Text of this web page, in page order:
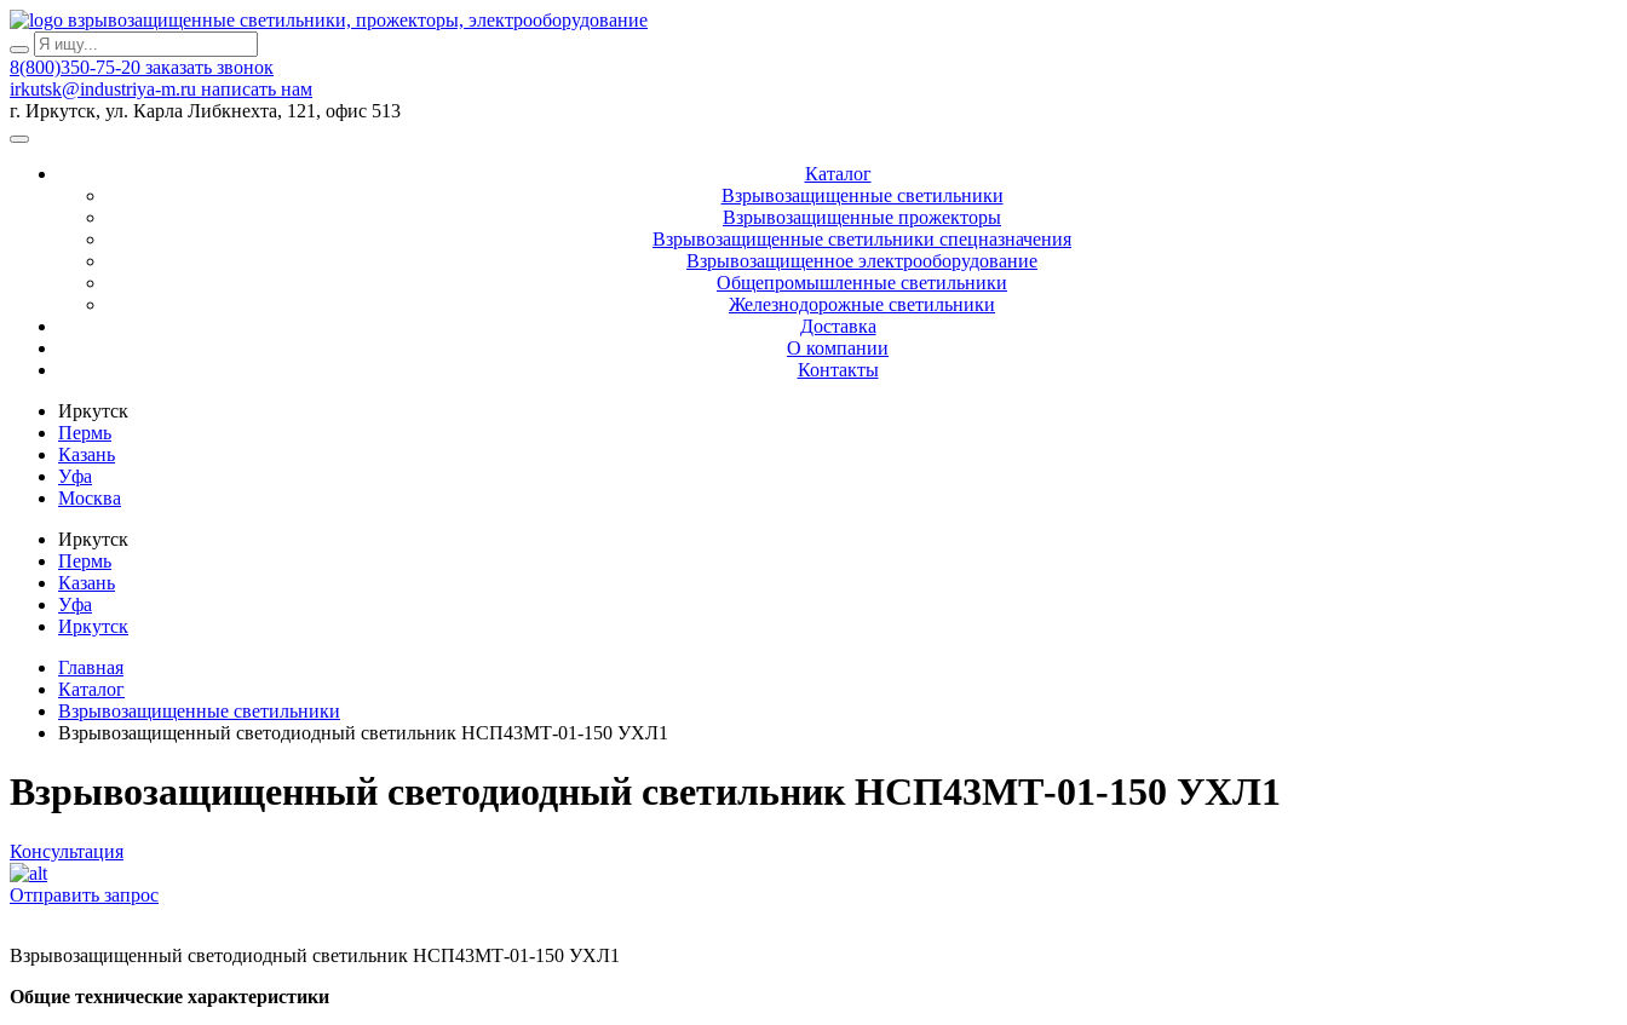
взрывозащищенные светильники, прожекторы, электрооборудование
8(800)350-75-20 заказать звонок
irkutsk@industriya-m.ru написать нам
г. Иркутск, ул. Карла Либкнехта, 121, офис 513
Каталог
Взрывозащищенные светильники
Взрывозащищенные прожекторы
Взрывозащищенные светильники спецназначения
Взрывозащищенное электрооборудование
Общепромышленные светильники
Железнодорожные светильники
Доставка
О компании
Контакты
Иркутск
Пермь
Казань
Уфа
Москва
Иркутск
Пермь
Казань
Уфа
Иркутск
Главная
Каталог
Взрывозащищенные светильники
Взрывозащищенный светодиодный светильник НСП43МТ-01-150 УХЛ1
Взрывозащищенный светодиодный светильник НСП43МТ-01-150 УХЛ1
Консультация
Отправить запрос
Взрывозащищенный светодиодный светильник НСП43МТ-01-150 УХЛ1
Общие технические характеристики